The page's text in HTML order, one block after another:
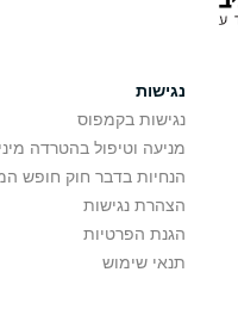
נגישות
נגישות בקמפוס
מניעה וטיפול בהטרדה
הנחיות בדבר חוק חופש
הצהרת נגישות
הגנת הפרטיות
תנאי שימוש